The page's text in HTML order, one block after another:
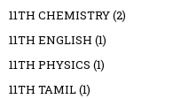
11TH CHEMISTRY(2)
11TH ENGLISH (1)
11TH PHYSICS (1)
11TH TAMIL(1)